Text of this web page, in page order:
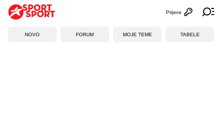
Otvori
Prijava
NOVO FORUM MOJE TEME TABELE